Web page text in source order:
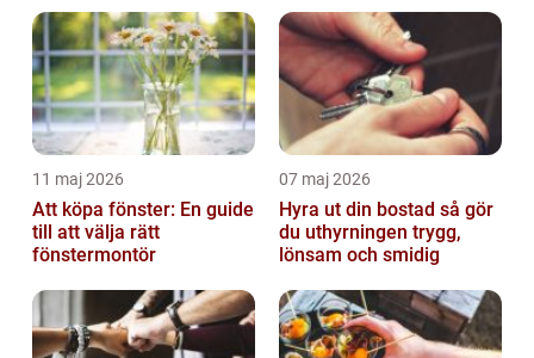
11 maj 2026
Att köpa fönster: En guide
till att välja rätt
fönstermontör
07 maj 2026
Hyra ut din bostad så gör
du uthyrningen trygg,
lönsam och smidig